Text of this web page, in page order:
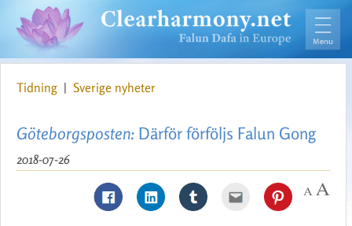
Tidning | Sverige nyheter
Göteborgsposten: Därför förföljs Falun Gong
2018-07-26